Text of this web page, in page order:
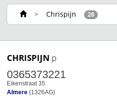
> Chrispijn 28
CHRISPIJN p
0365373221
Eikenstraat 35
Almere (1326AG)